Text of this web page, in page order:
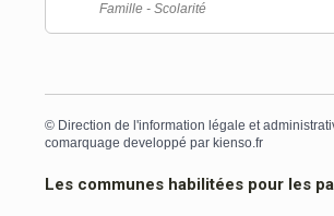
Famille - Scolarité
© Direction de l'information légale et
comarquage developpé par kienso.fr
Les communes habilitées pour les